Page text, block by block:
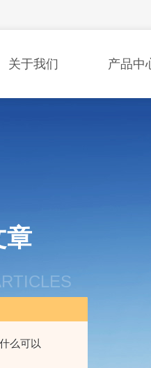
么可以
关于我们 产品中
章